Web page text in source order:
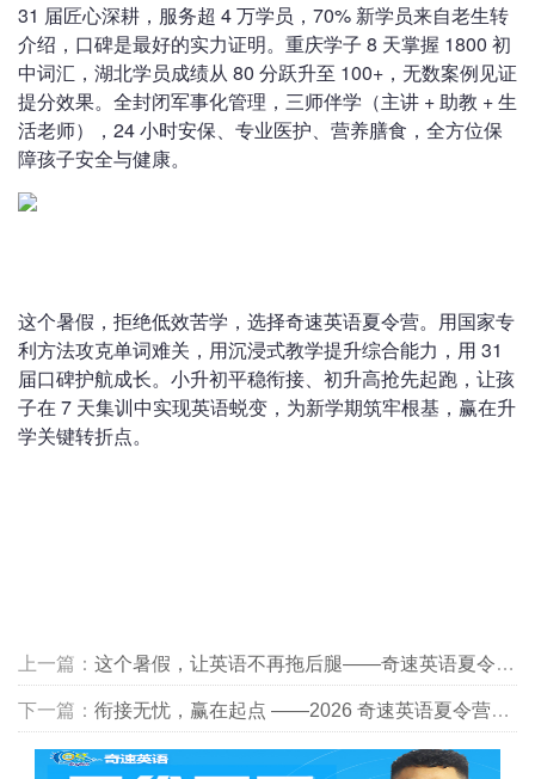
31 届匠心深耕，服务超 4 万学员，70% 新学员来自老生转
介绍，口碑是最好的实力证明。重庆学子 8 天掌握 1800 初
中词汇，湖北学员成绩从 80 分跃升至 100+，无数案例见证
提分效果。全封闭军事化管理，三师伴学（主讲 + 助教 + 生
活老师），24 小时安保、专业医护、营养膳食，全方位保
障孩子安全与健康。
这个暑假，拒绝低效苦学，选择奇速英语夏令营。用国家专
利方法攻克单词难关，用沉浸式教学提升综合能力，用 31
届口碑护航成长。小升初平稳衔接、初升高抢先起跑，让孩
子在 7 天集训中实现英语蜕变，为新学期筑牢根基，赢在升
学关键转折点。
上一篇： 这个暑假，让英语不再拖后腿——奇速英语夏令营助青少轻松逆袭
下一篇： 衔接无忧，赢在起点 ——2026 奇速英语夏令营，破解小升初 初升高断层难题